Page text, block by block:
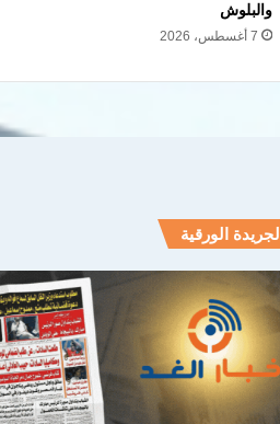
والبلوش
7 أغسطس، 2026
الجريدة الورقية